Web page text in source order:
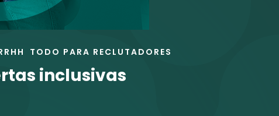
TODO PARA RECLUTADORES
inclusivas